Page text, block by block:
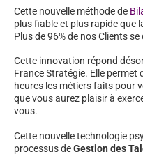
Cette nouvelle méthode de
plus fiable et plus rapide que
Plus de 96% de nos Clients
Cette innovation répond
France Stratégie. Elle permet
heures les métiers faits pour
que vous aurez plaisir à
vous.
Cette nouvelle technologie
processus deGestion des